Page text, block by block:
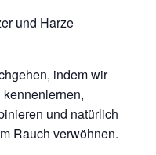
und Harze
indem wir
und natürlich
Rauch verwöhnen.